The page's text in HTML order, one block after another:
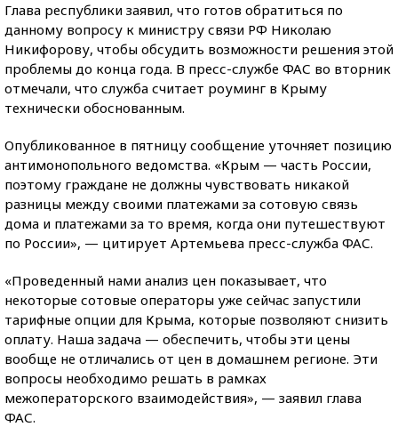
Глава республики заявил, что готов обратиться по
данному вопросу к министру связи РФ Николаю
Никифорову, чтобы обсудить возможности решения этой
проблемы до конца года. В пресс-службе ФАС во вторник
отмечали, что служба считает роуминг в Крыму
технически обоснованным.
Опубликованное в пятницу сообщение уточняет позицию
антимонопольного ведомства. «Крым — часть России,
поэтому граждане не должны чувствовать никакой
разницы между своими платежами за сотовую связь
дома и платежами за то время, когда они путешествуют
по России», — цитирует Артемьева пресс-служба ФАС.
«Проведенный нами анализ цен показывает, что
некоторые сотовые операторы уже сейчас запустили
тарифные опции для Крыма, которые позволяют снизить
оплату. Наша задача — обеспечить, чтобы эти цены
вообще не отличались от цен в домашнем регионе. Эти
вопросы необходимо решать в рамках
межоператорского взаимодействия», — заявил глава
ФАС.